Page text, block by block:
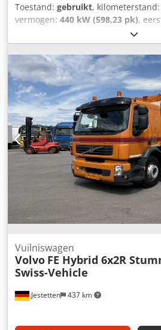
Toestand: gebruikt, kilometerstand:
vermogen: 440 kW (598,23 pk),
, leeggewicht:
laadgewicht:8.600 kg,
11mm, wielbasis:3.600 mm,
03/2025, bestuurderscabine:
overbrenging:automatisch,
ophanging:lucht, aantal
mm, totale breedte:25.500 mm,
mm, voorbandmaat:315 / 80 R
gewicht:26.000 kg, Uitrusting:
Jestetten 437 km
Vuilniswagen
Volvo FE Hybrid 6x2R
Swiss-Vehicle